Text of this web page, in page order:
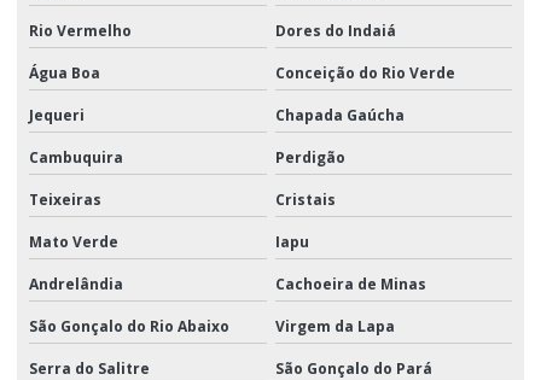
Rio Vermelho Dores do Indaiá
Água Boa Conceição do Rio Verde
Jequeri Chapada Gaúcha
Cambuquira Perdigão
Teixeiras Cristais
Mato Verde Iapu
Andrelândia Cachoeira de Minas
São Gonçalo do Rio Abaixo Virgem da Lapa
Serra do Salitre São Gonçalo do Pará